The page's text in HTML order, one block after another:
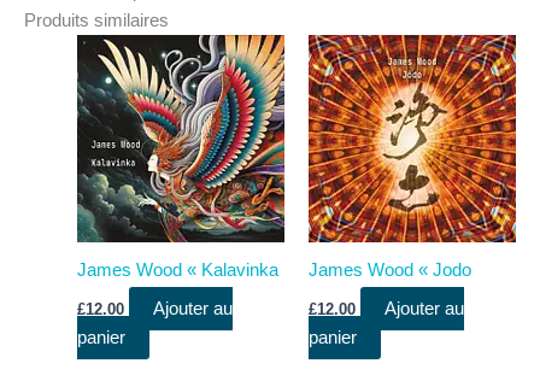
Produits similaires
James Wood « Kalavinka
£12.00
Ajouter au
panier
James Wood « Jodo
£12.00
Ajouter au
panier